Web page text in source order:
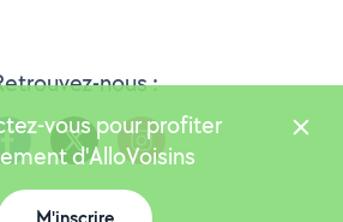
nous :
Version 25.5.3
vous pour profiter
d'AlloVoisins